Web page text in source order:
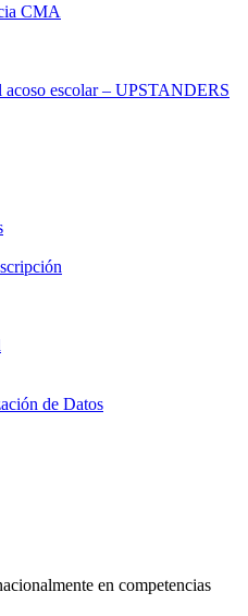
CMA
acoso escolar – UPSTANDERS
de Datos
en competencias